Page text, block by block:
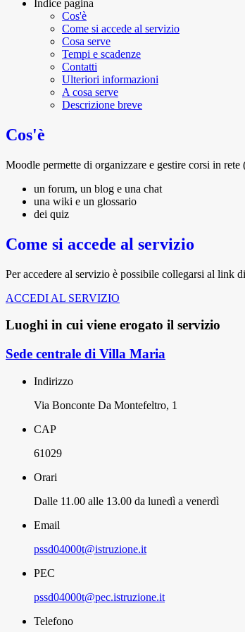
Indice pagina
Cos'è
Come si accede al servizio
Cosa serve
Tempi e scadenze
Contatti
Ulteriori informazioni
A cosa serve
Descrizione breve
Cos'è
Moodle permette di organizzare e gestire corsi in
un forum, un blog e una chat
una wiki e un glossario
dei quiz
Come si accede al servizio
Per accedere al servizio è possibile collegarsi al link
ACCEDI AL SERVIZIO
Luoghi in cui viene erogato il servizio
Sede centrale di Villa Maria
Indirizzo
Via Bonconte Da Montefeltro, 1
CAP
61029
Orari
Dalle 11.00 alle 13.00 da lunedì a venerdì
Email
pssd04000t@istruzione.it
PEC
pssd04000t@pec.istruzione.it
Telefono